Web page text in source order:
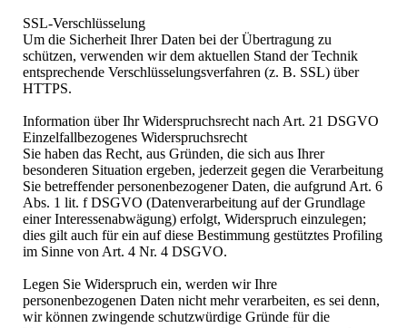
SSL-Verschlüsselung
Um die Sicherheit Ihrer Daten bei der Übertragung zu
schützen, verwenden wir dem aktuellen Stand der Technik
entsprechende Verschlüsselungsverfahren (z. B. SSL) über
HTTPS.
Information über Ihr Widerspruchsrecht nach Art. 21 DSGVO
Einzelfallbezogenes Widerspruchsrecht
Sie haben das Recht, aus Gründen, die sich aus Ihrer
besonderen Situation ergeben, jederzeit gegen die Verarbeitung
Sie betreffender personenbezogener Daten, die aufgrund Art. 6
Abs. 1 lit. f DSGVO (Datenverarbeitung auf der Grundlage
einer Interessenabwägung) erfolgt, Widerspruch einzulegen;
dies gilt auch für ein auf diese Bestimmung gestütztes Profiling
im Sinne von Art. 4 Nr. 4 DSGVO.
Legen Sie Widerspruch ein, werden wir Ihre
personenbezogenen Daten nicht mehr verarbeiten, es sei denn,
wir können zwingende schutzwürdige Gründe für die